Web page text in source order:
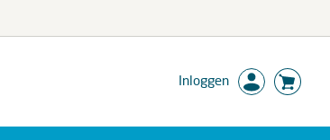
Inloggen